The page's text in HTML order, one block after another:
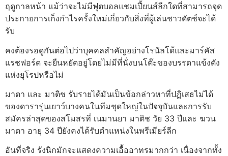
ฤดูกาลหน้า แม้ว่าจะไม่มีฟุตบอลแชมเปี้ยนส์ลีกใดที่สามารถจุด
ประกายการเก็งกำไรครั้งใหม่เกี่ยวกับสิ่งที่ผู้เล่นชาวดัตช์จะได้
รับ
คงต้องรอดูกันต่อไปว่าบุคคลสำคัญอย่างโรนัลโด้และมาร์คัส
แรชฟอร์ด จะยืนหยัดอยู่โดยไม่มีที่นั่งบนโต๊ะของบรรดาแข้งดัง
แห่งยุโรปหรือไม่
มาตา และ มาติช รับรายได้มันเป็นข้อกล่าวหาที่ปฏิเสธไม่ได้
ของดารารุ่นเยาว์บางคนในทีมชุดใหญ่ในปัจจุบันและการรับ
สมัครล่าสุดของสโมสรที่ เนมานยา มาติช วัย 33 ปีและ ฆวน
มาตา อายุ 34 ปียังคงได้รับตำแหน่งในพรีเมียร์ลีก
อันที่จริง รังนิกมักจะแสดงความเอื้ออาทรมากกว่า เนื่องจากทั้ง